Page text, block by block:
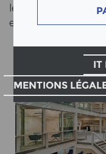
IT
MENTIONS
les con­nais­sances
et des ate­liers ainsi